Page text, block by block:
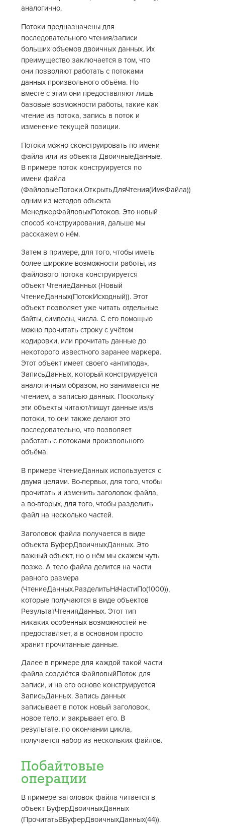
аналогично.
Потоки предназначены для
последовательного чтения/записи
больших объемов двоичных данных. Их
преимущество заключается в том, что
они позволяют работать с потоками
данных произвольного объёма. Но
вместе с этим они предоставляют лишь
базовые возможности работы, такие как
чтение из потока, запись в поток и
изменение текущей позиции.
Потоки можно сконструировать по имени
файла или из объекта ДвоичныеДанные.
В примере поток конструируется по
имени файла
(ФайловыеПотоки.ОткрытьДляЧтения(ИмяФайла))
одним из методов объекта
МенеджерФайловыхПотоков. Это новый
способ конструирования, дальше мы
расскажем о нём.
Затем в примере, для того, чтобы иметь
более широкие возможности работы, из
файлового потока конструируется
объект ЧтениеДанных (Новый
ЧтениеДанных(ПотокИсходный)). Этот
объект позволяет уже читать отдельные
байты, символы, числа. С его помощью
можно прочитать строку с учётом
кодировки, или прочитать данные до
некоторого известного заранее маркера.
Этот объект имеет своего «антипода»,
ЗаписьДанных, который конструируется
аналогичным образом, но занимается не
чтением, а записью данных. Поскольку
эти объекты читают/пишут данные из/в
потоки, то они также делают это
последовательно, что позволяет
работать с потоками произвольного
объёма.
В примере ЧтениеДанных используется с
двумя целями. Во-первых, для того, чтобы
прочитать и изменить заголовок файла,
а во-вторых, для того, чтобы разделить
файл на несколько частей.
Заголовок файла получается в виде
объекта БуферДвоичныхДанных. Это
важный объект, но о нём мы скажем чуть
позже. А тело файла делится на части
равного размера
(ЧтениеДанных.РазделитьНаЧастиПо(1000)),
которые получаются в виде объектов
РезультатЧтенияДанных. Этот тип
никаких особенных возможностей не
предоставляет, а в основном просто
хранит прочитанные данные.
Далее в примере для каждой такой части
файла создаётся ФайловыйПоток для
записи, и на его основе конструируется
ЗаписьДанных. Запись данных
записывает в поток новый заголовок,
новое тело, и закрывает его. В
результате, по окончании цикла,
получается набор из нескольких файлов.
Побайтовые
операции
В примере заголовок файла читается в
объект БуферДвоичныхДанных
(ПрочитатьВБуферДвоичныхДанных(44)).